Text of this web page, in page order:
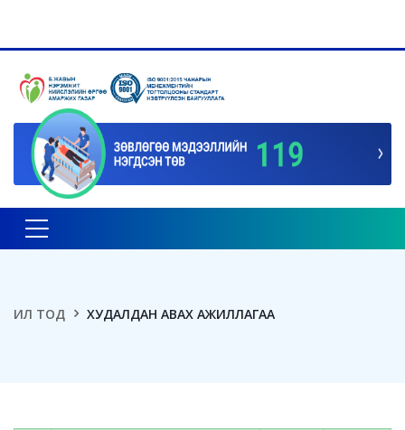
Toggle navigation
ИЛ ТОД ХУДАЛДАН АВАХ АЖИЛЛАГАА